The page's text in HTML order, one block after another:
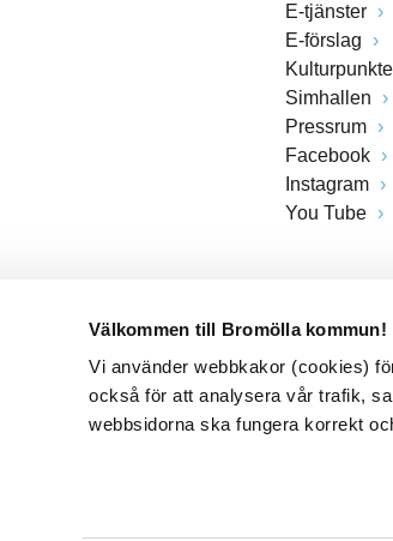
Välkommen till Bromölla kommun!
Vi använder webbkakor (cookies)
också för att analysera vår trafik,
webbsidorna ska fungera korrekt
E-tjänster
E-förslag
Simhallen
Pressrum
Facebook
Instagram
You Tube